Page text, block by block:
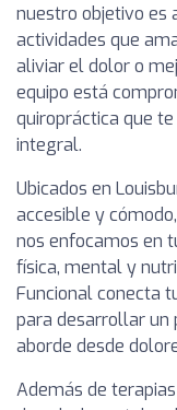
nuestro objetivo es
actividades que
aliviar el dolor o
equipo está
quiropráctica que
integral.
Ubicados en
accesible y
nos enfocamos en
física, mental y
Funcional conecta
para desarrollar un
aborde desde
Además de